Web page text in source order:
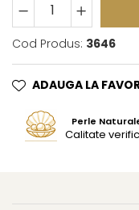
Cod Produs: 3646
ADAUGA LA
Perle
Calitate